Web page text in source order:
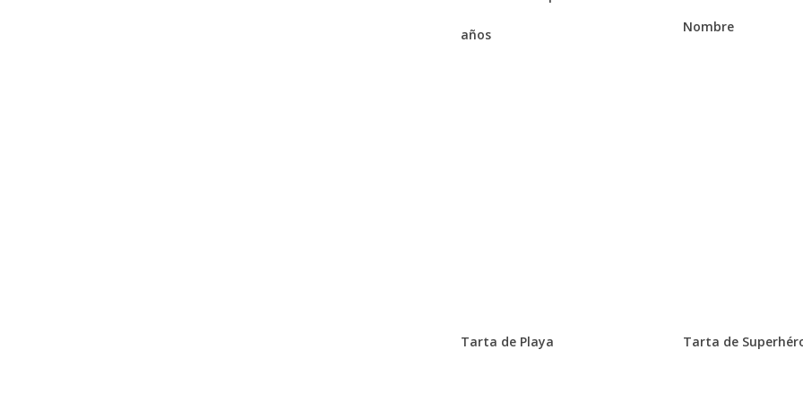
años Nombre
Tarta de Playa Tarta de